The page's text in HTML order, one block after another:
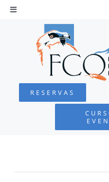
Saltar
Toggle
Navigation
QUEBRANTAHUESOS
FUNDACIÓN
RESERVAS